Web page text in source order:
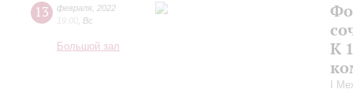
13 февраля 2022
19:00 Вс
Большой зал
К
I